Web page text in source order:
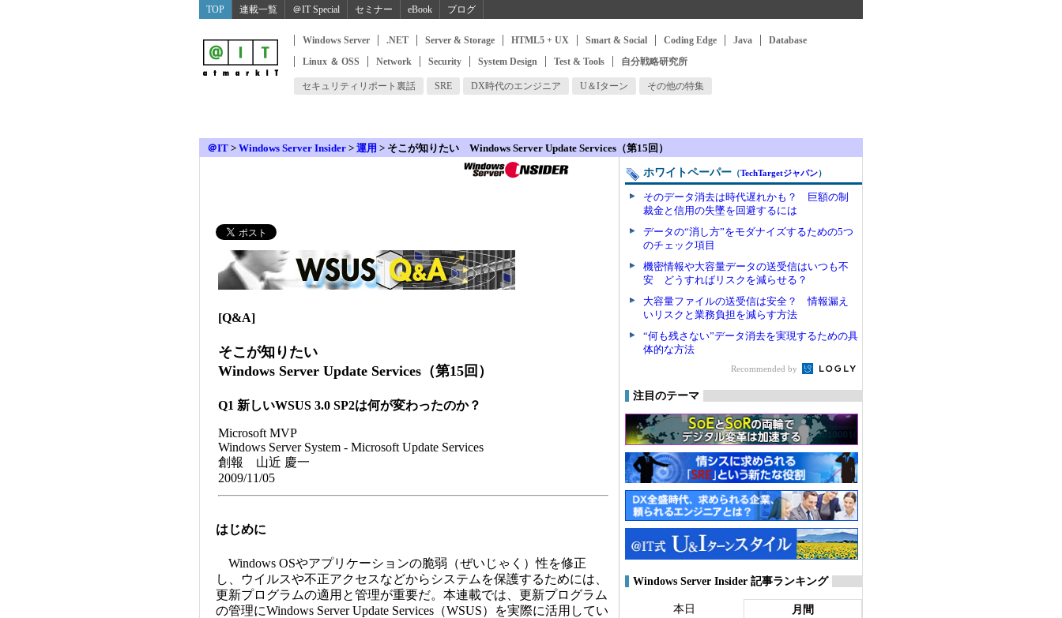
TOP 連載一覧 ＠IT Special セミナー eBook ブログ
Windows Server .NET Server & Storage HTML5 + UX Smart & Social Coding Edge Java
Database
Linux ＆ OSS
Network Security System Design Test & Tools 自分戦略研究所
セキュリティリポート裏話 SRE DX時代のエンジニア U＆Iターン その他の特集
＠IT > Windows Server Insider > 運用 > そこが知りたい Windows Server Update Services（第15回）
[Q&A]
そこが知りたい
Windows Server Update Services（第15回）
Q1 新しいWSUS 3.0 SP2は何が変わったのか？
Microsoft MVP
Windows Server System - Microsoft Update Services
創報 山近 慶一
2009/11/05
はじめに
Windows OSやアプリケーションの脆弱（ぜいじゃく）性を修正
し、ウイルスや不正アクセスなどからシステムを保護するためには、
更新プログラムの適用と管理が重要だ。本連載では、更新プログラム
の管理にWindows Server Update Services（WSUS）を実際に活用してい
ホワイトペーパー （TechTargetジャパン）
そのデータ消去は時代遅れかも？ 巨額の制
裁金と信用の失墜を回避するには
データの“消し方”をモダナイズするための5つ
のチェック項目
機密情報や大容量データの送受信はいつも不
安 どうすればリスクを減らせる？
大容量ファイルの送受信は安全？ 情報漏え
いリスクと業務負担を減らす方法
“何も残さない”データ消去を実現するための具
体的な方法
Recommended by
注目のテーマ
Windows Server Insider 記事ランキング
本日 月間